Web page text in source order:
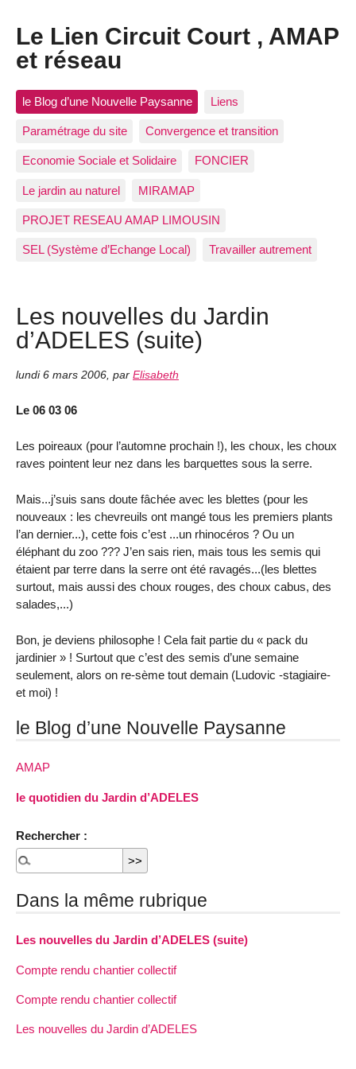
Le Lien Circuit Court , AMAP
et réseau
le Blog d’une Nouvelle Paysanne Liens
Paramétrage du site Convergence et transition
Economie Sociale et Solidaire FONCIER
Le jardin au naturel MIRAMAP
PROJET RESEAU AMAP LIMOUSIN
SEL (Système d’Echange Local) Travailler autrement
Les nouvelles du Jardin
d’ADELES (suite)
lundi 6 mars 2006, par Elisabeth
Le 06 03 06
Les poireaux (pour l’automne prochain !), les choux, les choux
raves pointent leur nez dans les barquettes sous la serre.
Mais...j’suis sans doute fâchée avec les blettes (pour les
nouveaux : les chevreuils ont mangé tous les premiers plants
l’an dernier...), cette fois c’est ...un rhinocéros ? Ou un
éléphant du zoo ??? J’en sais rien, mais tous les semis qui
étaient par terre dans la serre ont été ravagés...(les blettes
surtout, mais aussi des choux rouges, des choux cabus, des
salades,...)
Bon, je deviens philosophe ! Cela fait partie du « pack du
jardinier » ! Surtout que c’est des semis d’une semaine
seulement, alors on re-sème tout demain (Ludovic -stagiaire-
et moi) !
le Blog d’une Nouvelle Paysanne
AMAP
le quotidien du Jardin d’ADELES
Rechercher :
Dans la même rubrique
Les nouvelles du Jardin d’ADELES (suite)
Compte rendu chantier collectif
Compte rendu chantier collectif
Les nouvelles du Jardin d’ADELES